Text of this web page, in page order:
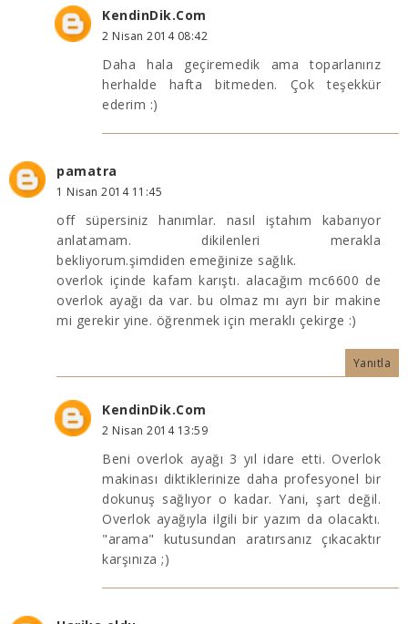
KendinDik.Com
2 Nisan 2014 08:42
Daha hala geçiremedik ama toparlanırız
herhalde hafta bitmeden. Çok teşekkür
ederim :)
pamatra
1 Nisan 2014 11:45
off süpersiniz hanımlar. nasıl iştahım kabarıyor
anlatamam. dikilenleri merakla
bekliyorum.şimdiden emeğinize sağlık.
overlok içinde kafam karıştı. alacağım mc6600 de
overlok ayağı da var. bu olmaz mı ayrı bir makine
mi gerekir yine. öğrenmek için meraklı çekirge :)
Yanıtla
KendinDik.Com
2 Nisan 2014 13:59
Beni overlok ayağı 3 yıl idare etti. Overlok
makinası diktiklerinize daha profesyonel bir
dokunuş sağlıyor o kadar. Yani, şart değil.
Overlok ayağıyla ilgili bir yazım da olacaktı.
"arama" kutusundan aratırsanız çıkacaktır
karşınıza ;)